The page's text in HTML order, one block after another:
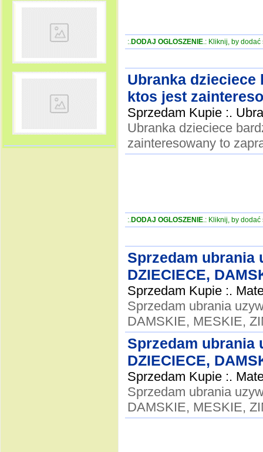
:.DODAJ OGLOSZENIE.: Kliknij, by dodać
Ubranka dzieciece
ktos jest
Sprzedam Kupie :.
Ubranka dzieciece
zainteresowany to
:.DODAJ OGLOSZENIE.: Kliknij, by dodać
Sprzedam ubrania
DZIECIECE,
Sprzedam Kupie :.
Sprzedam ubrania
DAMSKIE, MESKIE,
Sprzedam ubrania
DZIECIECE,
Sprzedam Kupie :.
Sprzedam ubrania
DAMSKIE, MESKIE,